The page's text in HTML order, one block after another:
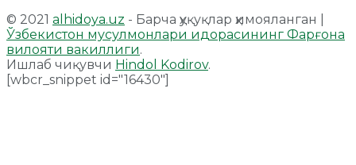
© 2021 alhidoya.uz - Барча ҳуқуқлар ҳимояланган |
Ўзбекистон мусулмонлари идорасининг Фарғона
вилояти вакиллиги.
Ишлаб чиқувчи Hindol Kodirov.
[wbcr_snippet id="16430"]